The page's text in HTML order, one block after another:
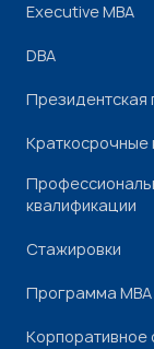
Executive MBA
DBA
Президентская
Краткосрочные
квалификации
Стажировки
Программа МВА
Корпоративное